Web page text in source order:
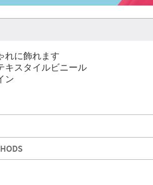
れに飾れます
キスタイルビニール
ン